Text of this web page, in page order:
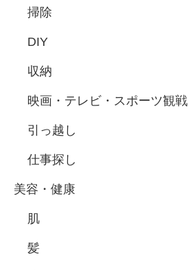
掃除
DIY
収納
映画・テレビ・スポーツ観戦
引っ越し
仕事探し
美容・健康
肌
髪